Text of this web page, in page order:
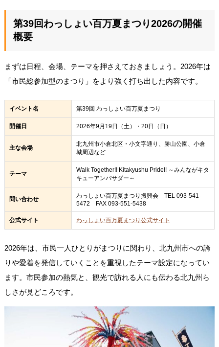
第39回わっしょい百万夏まつり2026の開催
概要
まずは日程、会場、テーマを押さえておきましょう。2026年は
「市民総参加型のまつり」をより強く打ち出した内容です。
イベント名 第39回 わっしょい百万夏まつり
開催日 2026年9月19日（土）・20日（日）
主な会場
北九州市小倉北区・小文字通り、勝山公園、小倉
城周辺など
テーマ
Walk Together!! Kitakyushu Pride!! ～みんながキタ
キューアンバサダー～
問い合わせ
わっしょい百万夏まつり振興会 TEL 093-541-
5472 FAX 093-551-5438
公式サイト わっしょい百万夏まつり公式サイト
2026年は、市民一人ひとりがまつりに関わり、北九州市への誇
りや愛着を発信していくことを重視したテーマ設定になってい
ます。市民参加の熱気と、観光で訪れる人にも伝わる北九州ら
しさが見どころです。